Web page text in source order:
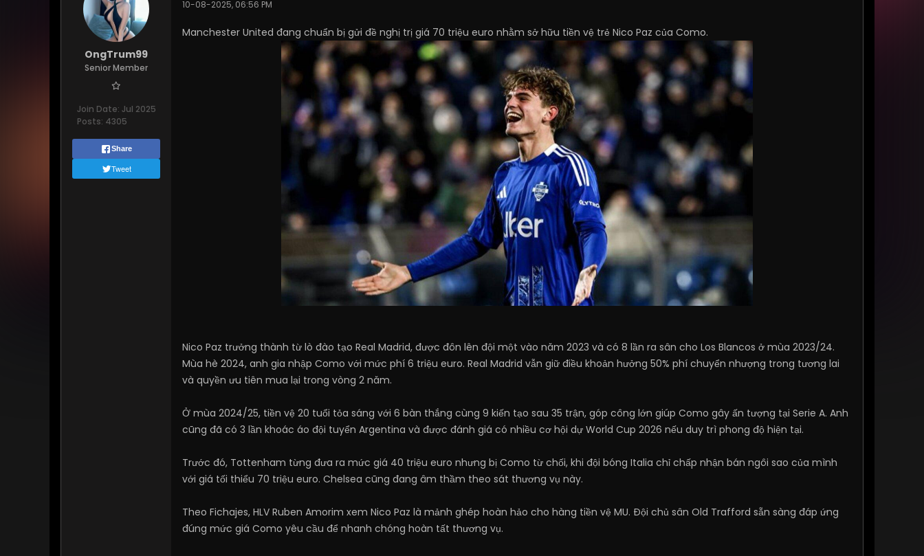
OngTrum99
Senior Member
Join Date: Jul 2025
Posts: 4305
Share
Tweet
10-08-2025, 06:56 PM
Manchester United đang chuẩn bị gửi đề nghị trị giá 70 triệu euro nhằm sở hữu tiền vệ trẻ Nico Paz của Como.
Nico Paz trưởng thành từ lò đào tạo Real Madrid, được đôn lên đội một vào năm 2023 và có 8 lần ra sân cho Los Blancos ở mùa 2023/24.
Mùa hè 2024, anh gia nhập Como với mức phí 6 triệu euro. Real Madrid vẫn giữ điều khoản hưởng 50% phí chuyển nhượng trong tương lai
và quyền ưu tiên mua lại trong vòng 2 năm.
Ở mùa 2024/25, tiền vệ 20 tuổi tỏa sáng với 6 bàn thắng cùng 9 kiến tạo sau 35 trận, góp công lớn giúp Como gây ấn tượng tại Serie A. Anh
cũng đã có 3 lần khoác áo đội tuyển Argentina và được đánh giá có nhiều cơ hội dự World Cup 2026 nếu duy trì phong độ hiện tại.
Trước đó, Tottenham từng đưa ra mức giá 40 triệu euro nhưng bị Como từ chối, khi đội bóng Italia chỉ chấp nhận bán ngôi sao của mình
với giá tối thiểu 70 triệu euro. Chelsea cũng đang âm thầm theo sát thương vụ này.
Theo Fichajes, HLV Ruben Amorim xem Nico Paz là mảnh ghép hoàn hảo cho hàng tiền vệ MU. Đội chủ sân Old Trafford sẵn sàng đáp ứng
đúng mức giá Como yêu cầu để nhanh chóng hoàn tất thương vụ.